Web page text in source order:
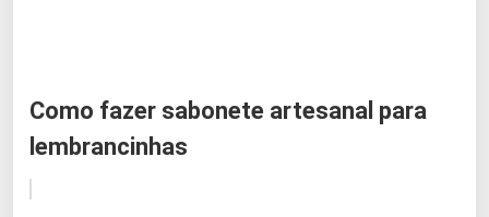
Como fazer sabonete artesanal para
lembrancinhas